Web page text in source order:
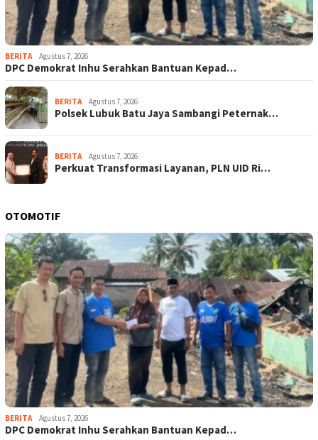
BERITA Agustus 7, 2026
DPC Demokrat Inhu Serahkan Bantuan Kepad…
BERITA Agustus 7, 2026
Polsek Lubuk Batu Jaya Sambangi Peternak…
BERITA Agustus 7, 2026
Perkuat Transformasi Layanan, PLN UID Ri…
OTOMOTIF
BERITA Agustus 7, 2026
DPC Demokrat Inhu Serahkan Bantuan Kepad…